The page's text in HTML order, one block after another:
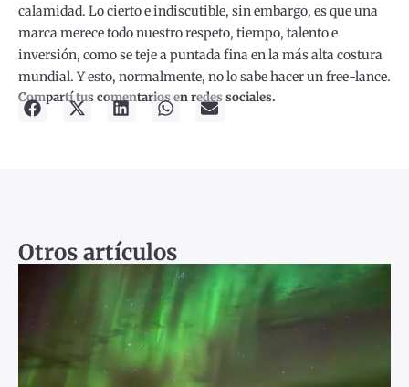
calamidad. Lo cierto e indiscutible, sin embargo, es que una
marca merece todo nuestro respeto, tiempo, talento e
inversión, como se teje a puntada fina en la más alta costura
mundial. Y esto, normalmente, no lo sabe hacer un free-lance.
Compartí tus comentarios en redes sociales.
Otros artículos